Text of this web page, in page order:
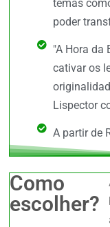
temas
poder
"A Hora da
cativar os
Lispector
A partir de
Como
escolher?